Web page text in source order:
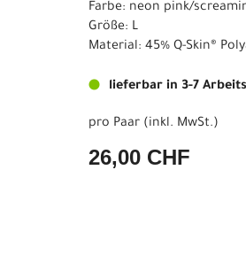
Farbe: neon pink/
Größe: L
Material: 45% Q-Skin®
lieferbar in 3-7
pro Paar (inkl. MwSt.)
26,00 CHF